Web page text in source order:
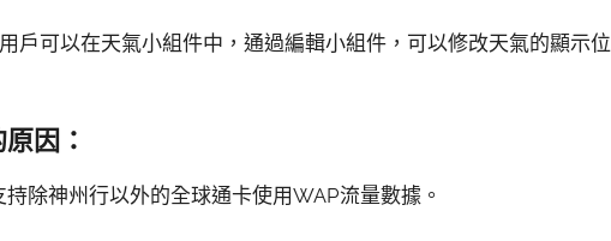
戶可以在天氣小組件中，通過編輯小組件，可以修改天氣的顯示位
因：
除神州行以外的全球通卡使用WAP流量數據。